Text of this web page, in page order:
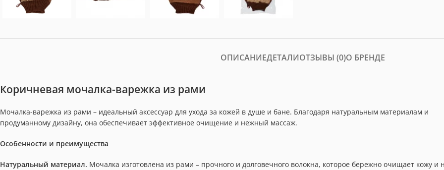
ОПИСАНИЕДЕТАЛИОТЗЫВЫ (0)О БРЕНДЕ
Коричневая мочалка-варежка из рами
Мочалка-варежка из рами – идеальный аксессуар для ухода за кожей в душе и бане. Благодаря натуральным материалам и
продуманному дизайну, она обеспечивает эффективное очищение и нежный массаж.
Особенности и преимущества
Натуральный материал. Мочалка изготовлена из рами – прочного и долговечного волокна, которое бережно очищает кожу и